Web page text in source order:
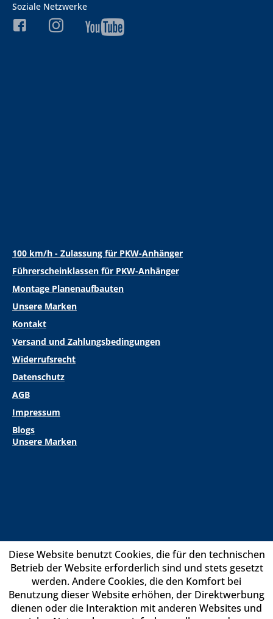
Soziale Netzwerke
100 km/h - Zulassung für PKW-Anhänger
Führerscheinklassen für PKW-Anhänger
Montage Planenaufbauten
Unsere Marken
Kontakt
Versand und Zahlungsbedingungen
Widerrufsrecht
Datenschutz
AGB
Impressum
Blogs
Unsere Marken
Diese Website benutzt Cookies, die für den technischen
Betrieb der Website erforderlich sind und stets gesetzt
werden. Andere Cookies, die den Komfort bei
Benutzung dieser Website erhöhen, der Direktwerbung
dienen oder die Interaktion mit anderen Websites und